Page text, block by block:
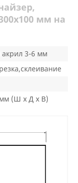
мм на
3-6 мм
(Ш х Д х В)